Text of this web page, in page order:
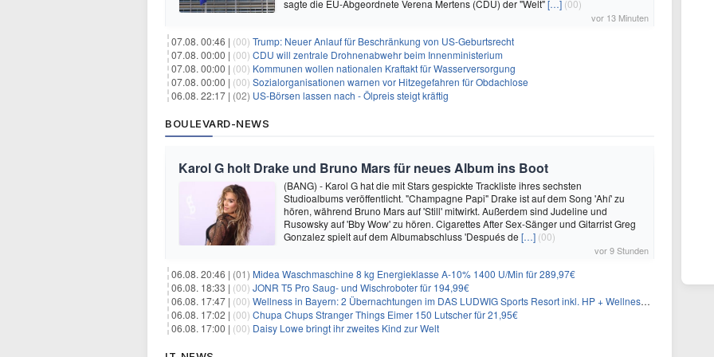
sagte die EU-Abgeordnete Verena Mertens (CDU) der "Welt"[…] (00)
vor 13 Minuten
07.08. 00:46 | (00) Trump: Neuer Anlauf für Beschränkung von US-Geburtsrecht
07.08. 00:00 | (00) CDU will zentrale Drohnenabwehr beim Innenministerium
07.08. 00:00 | (00) Kommunen wollen nationalen Kraftakt für Wasserversorgung
07.08. 00:00 | (00) Sozialorganisationen warnen vor Hitzegefahren für Obdachlose
06.08. 22:17 | (02) US-Börsen lassen nach - Ölpreis steigt kräftig
BOULEVARD-NEWS
Karol G holt Drake und Bruno Mars für neues Album ins Boot
(BANG) - Karol G hat die mit Stars gespickte Trackliste ihres sechsten
Studioalbums veröffentlicht. "Champagne Papi" Drake ist auf dem Song 'Ahí' zu
hören, während Bruno Mars auf 'Still' mitwirkt. Außerdem sind Judeline und
Rusowsky auf 'Bby Wow' zu hören. Cigarettes After Sex-Sänger und Gitarrist Greg
Gonzalez spielt auf dem Albumabschluss 'Después de […] (00)
vor 9 Stunden
06.08. 20:46 | (01) Midea Waschmaschine 8 kg Energieklasse A-10% 1400 U/Min für 289,97€
06.08. 18:33 | (00) JONR T5 Pro Saug- und Wischroboter für 194,99€
06.08. 17:47 | (00) Wellness in Bayern: 2 Übernachtungen im DAS LUDWIG Sports Resort inkl. HP + Wellness ab 174€ p.P.
06.08. 17:02 | (00) Chupa Chups Stranger Things Eimer 150 Lutscher für 21,95€
06.08. 17:00 | (00) Daisy Lowe bringt ihr zweites Kind zur Welt